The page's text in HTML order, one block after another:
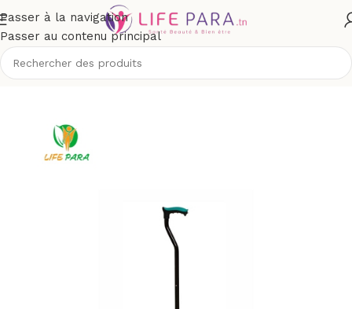
Passer à la navigation
Passer au contenu principal
Accueil/Boutique/Matériel médical/Mobilité/Cannes